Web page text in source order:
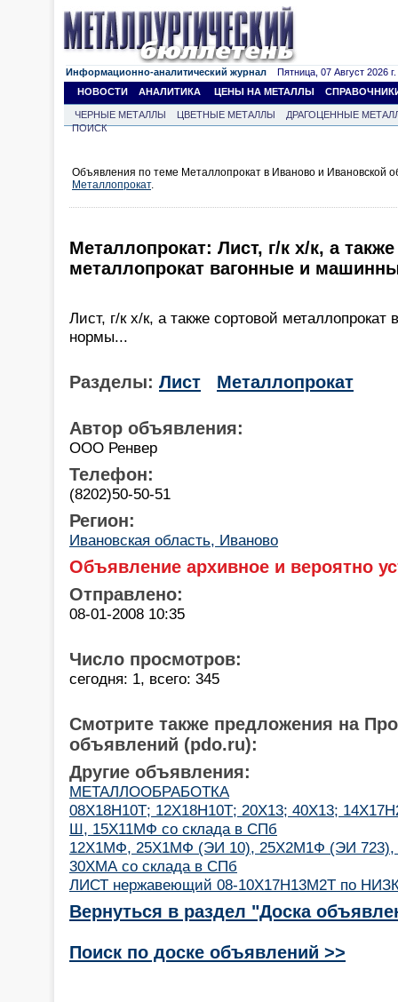
Информационно-аналитический журнал Пятница, 07 Август 2026 г.
НОВОСТИ
АНАЛИТИКА ЦЕНЫ НА МЕТАЛЛЫ
ЧЕРНЫЕ МЕТАЛЛЫ ЦВЕТНЫЕ МЕТАЛЛЫ
ДРАГОЦЕННЫЕ
ПОИСК
Объявления по теме Металлопрокат в Иваново и Ивановской
Металлопрокат.
Металлопрокат: Лист, г/к х/к, а
металлопрокат вагонные и
Лист, г/к х/к, а также сортовой
нормы...
Разделы: Лист Металлопрокат
Автор объявления:
ООО Ренвер
Телефон:
(8202)50-50-51
Регион:
Ивановская область, Иваново
Объявление архивное и вероятно
Отправлено:
08-01-2008 10:35
Число просмотров:
сегодня: 1, всего: 345
Смотрите также предложения на
объявлений (pdo.ru):
Другие объявления:
МЕТАЛЛООБРАБОТКА
08Х18Н10Т; 12Х18Н10Т; 20Х13; 40Х13;
Ш, 15Х11МФ со склада в СПб
12Х1МФ, 25Х1МФ (ЭИ 10), 25Х2М1Ф (ЭИ
30ХМА со склада в СПб
ЛИСТ нержавеющий 08-10Х17Н13М2Т по
Вернуться в раздел "Доска
Поиск по доске объявлений >>